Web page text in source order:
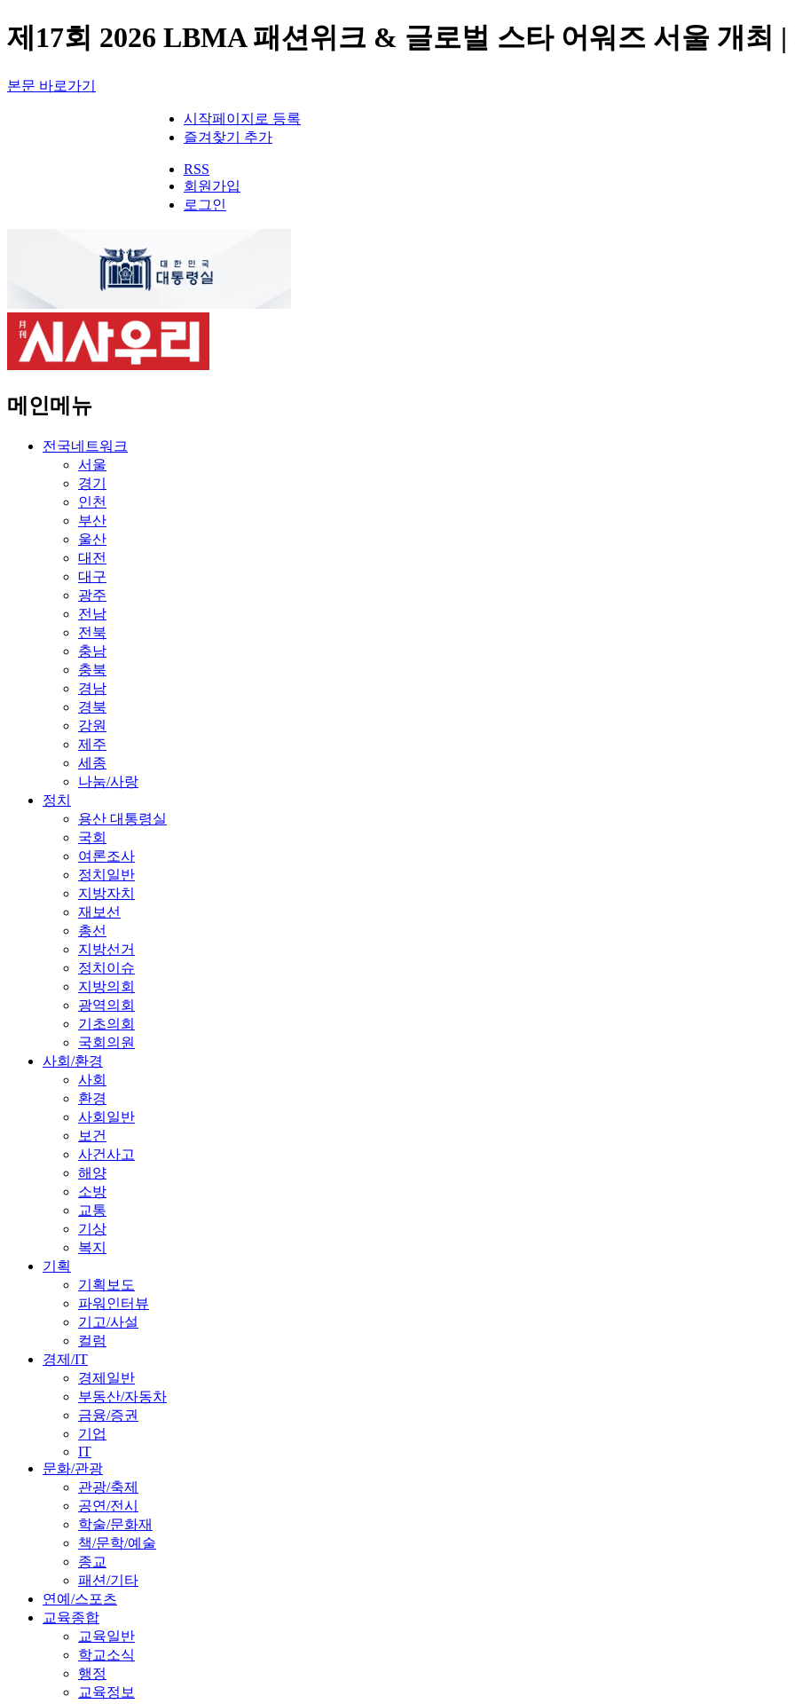
제17회 2026 LBMA 패션위크 & 글로벌 스타 어워즈 서울 개최
본문 바로가기
시작페이지로 등록
즐겨찾기 추가
RSS
회원가입
로그인
메인메뉴
전국네트워크
서울
경기
인천
부산
울산
대전
대구
광주
전남
전북
충남
충북
경남
경북
강원
제주
세종
나눔/사랑
정치
용산 대통령실
국회
여론조사
정치일반
지방자치
재보선
총선
지방선거
정치이슈
지방의회
광역의회
기초의회
국회의원
사회/환경
사회
환경
사회일반
보건
사건사고
해양
소방
교통
기상
복지
기획
기획보도
파워인터뷰
기고/사설
컬럼
경제/IT
경제일반
부동산/자동차
금융/증권
기업
IT
문화/관광
관광/축제
공연/전시
학술/문화재
책/문학/예술
종교
패션/기타
연예/스포츠
교육종합
교육일반
학교소식
행정
교육정보